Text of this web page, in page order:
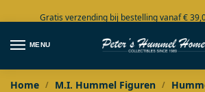
Gratis verzending bij bestelling vanaf €
Grote collectie in voorraad
MENU
Home / M.I. Hummel Figuren /